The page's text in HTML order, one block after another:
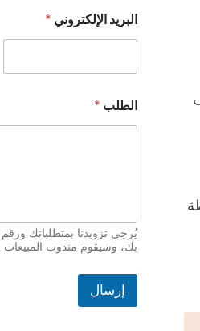
س
م
ل
ا
ل
ب
إ
ل
ك
ن
البريد الإلكتروني *
الطلب *
يُرجى تزويدنا بمتطلباتك
بك، وسيقوم مندوب المبيعات
إرسال